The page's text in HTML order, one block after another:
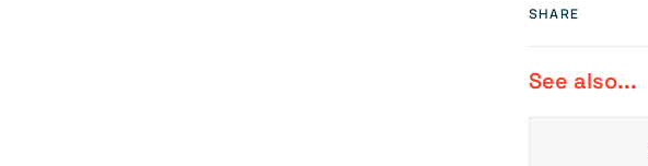
SHARE
See also...